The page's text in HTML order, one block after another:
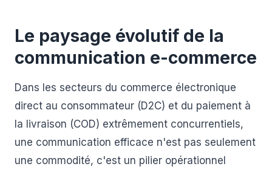
Le paysage évolutif de la
communication e-commerce
Dans les secteurs du commerce électronique
direct au consommateur (D2C) et du paiement à
la livraison (COD) extrêmement concurrentiels,
une communication efficace n'est pas seulement
une commodité, c'est un pilier opérationnel